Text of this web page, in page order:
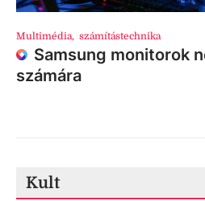
Multimédia, számítástechnika
Samsung monitorok
számára
Kult